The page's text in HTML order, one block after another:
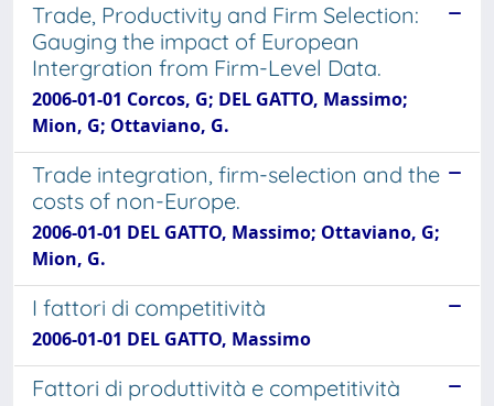
Trade, Productivity and Firm Selection:
Gauging the impact of European
Intergration from Firm-Level Data.
2006-01-01 Corcos, G; DEL GATTO, Massimo;
Mion, G; Ottaviano, G.
Trade integration, firm-selection and the
costs of non-Europe.
2006-01-01 DEL GATTO, Massimo; Ottaviano, G;
Mion, G.
I fattori di competitività
2006-01-01 DEL GATTO, Massimo
Fattori di produttività e competitività